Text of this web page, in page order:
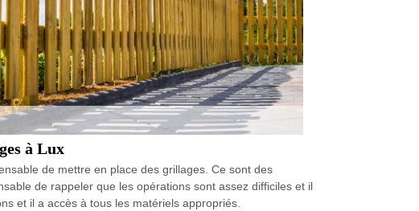
à Lux
de mettre en place des grillages. Ce sont des
de rappeler que les opérations sont assez difficiles et il
et il a accès à tous les matériels appropriés.